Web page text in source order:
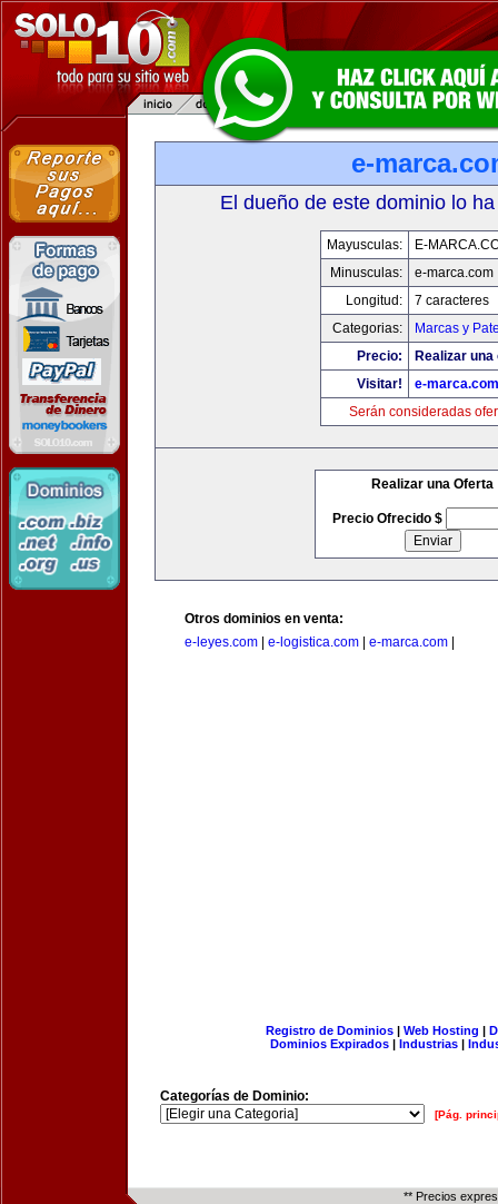
e-
El dueño de este dominio lo
Mayusculas:
E-
Minusculas:
e-marca.com
Longitud:
7 caracteres
Categorias:
Marcas y
Precio:
Realizar
Visitar!
e-marca.com
Serán consideradas
Realizar una Oferta
Precio Ofrecido $
Otros dominios en venta:
e-leyes.com
e-logistica.com e-marca.com
Registro de Dominios| Web Hosting |
Dominios Expirados | Industrias |
Categorías de Dominio:
[Pág.
** Precios